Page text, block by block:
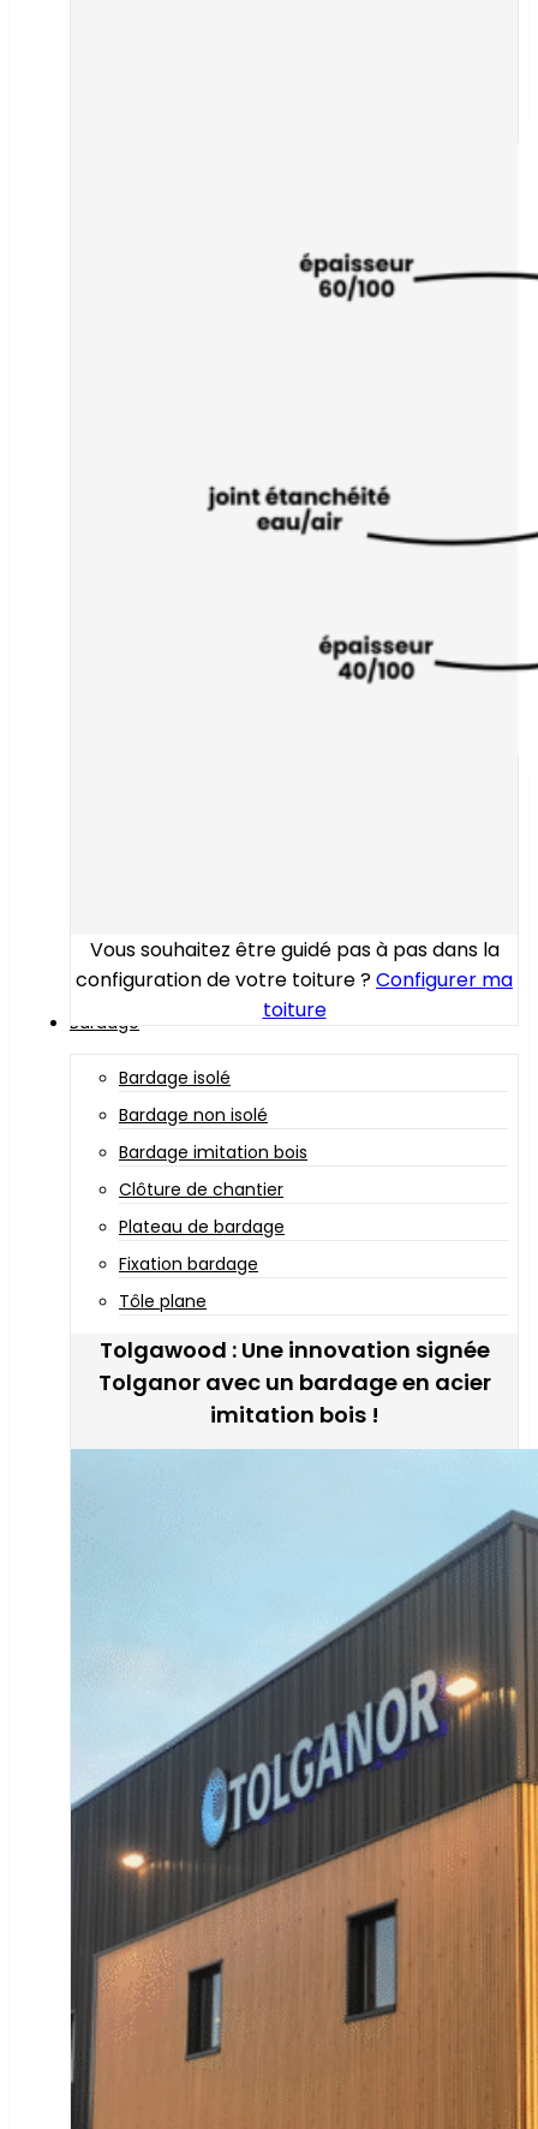
Vous souhaitez être guidé pas à pas dans la
configuration de votre toiture ?Configurer ma
toiture
Bardage
Bardage isolé
Bardage non isolé
Bardage imitation bois
Clôture de chantier
Plateau de bardage
Fixation bardage
Tôle plane
Tolgawood : Une innovation signée
Tolganor avec un bardage en acier
imitation bois !